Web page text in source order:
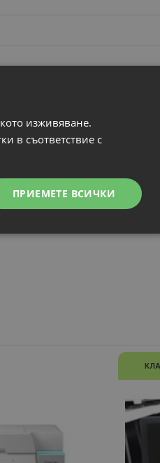
изживяване.
в съответствие с
ПРИЕМЕТЕ ВСИЧКИ